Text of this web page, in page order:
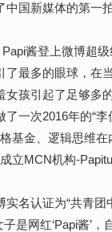
国新媒体的第一
酱登上微博超级
最多的眼球，在
孩引起了足够多
一次2016年的“李
金、逻辑思维在
立MCN机构-
认证为“共青团
是网红‘Papi酱’